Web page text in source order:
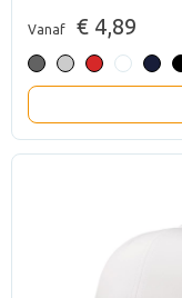
Vanaf € 4,89